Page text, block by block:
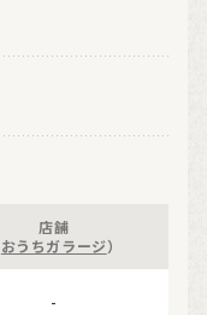
店舗
おうちガラージ）
-